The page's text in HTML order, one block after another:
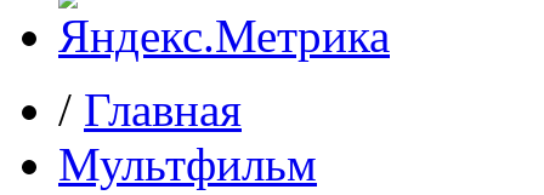
/ Главная
Мультфильм